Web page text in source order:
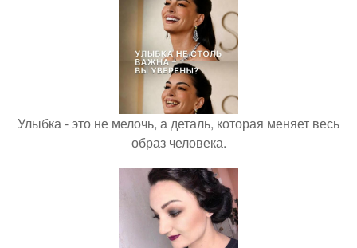
Улыбка - это не мелочь, а деталь, которая меняет весь
образ человека.